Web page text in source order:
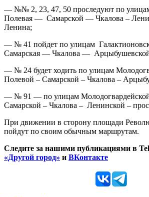
— №№ 2, 23, 47, 50 проследуют по
Полевая — Самарской — Чкалова –
Ленина;
— № 41 пойдет по улицам
Самарская — Чкалова —
— № 24 будет ходить по улицам
Полевой – Самарской – Чкалова –
— № 91 — по улицам
Самарской – Чкалова – Ленинской –
При движении в сторону площади
пойдут по своим обычным маршрутам.
Следите за нашими публикациями в
«Другой город» и ВКонтакте